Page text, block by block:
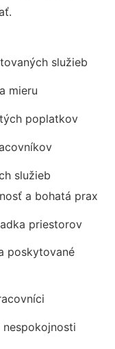
služieb
mieru
poplatkov
služieb
a bohatá prax
priestorov
poskytované